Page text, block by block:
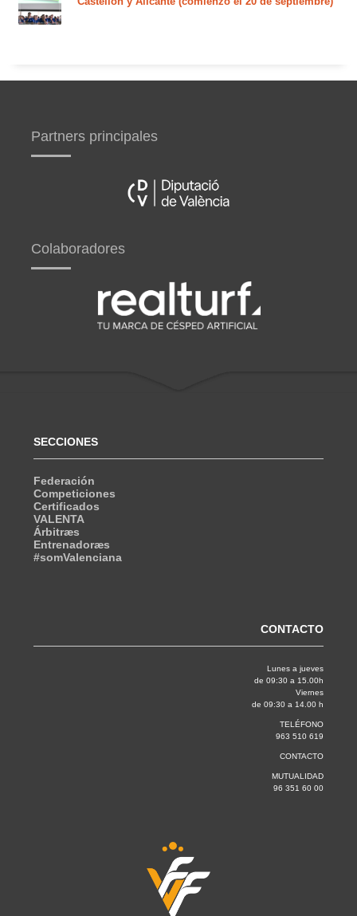
Partners principales
Colaboradores
SECCIONES
Federación
Competiciones
Certificados
VALENTA
Árbitræs
Entrenadoræs
#somValenciana
CONTACTO
Lunes a jueves
de 09:30 a 15.00h
Viernes
de 09:30 a 14.00 h
TELÉFONO
963 510 619
CONTACTO
MUTUALIDAD
96 351 60 00